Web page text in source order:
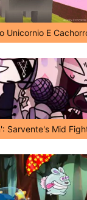
Unicornio E
Sarvente's Mid